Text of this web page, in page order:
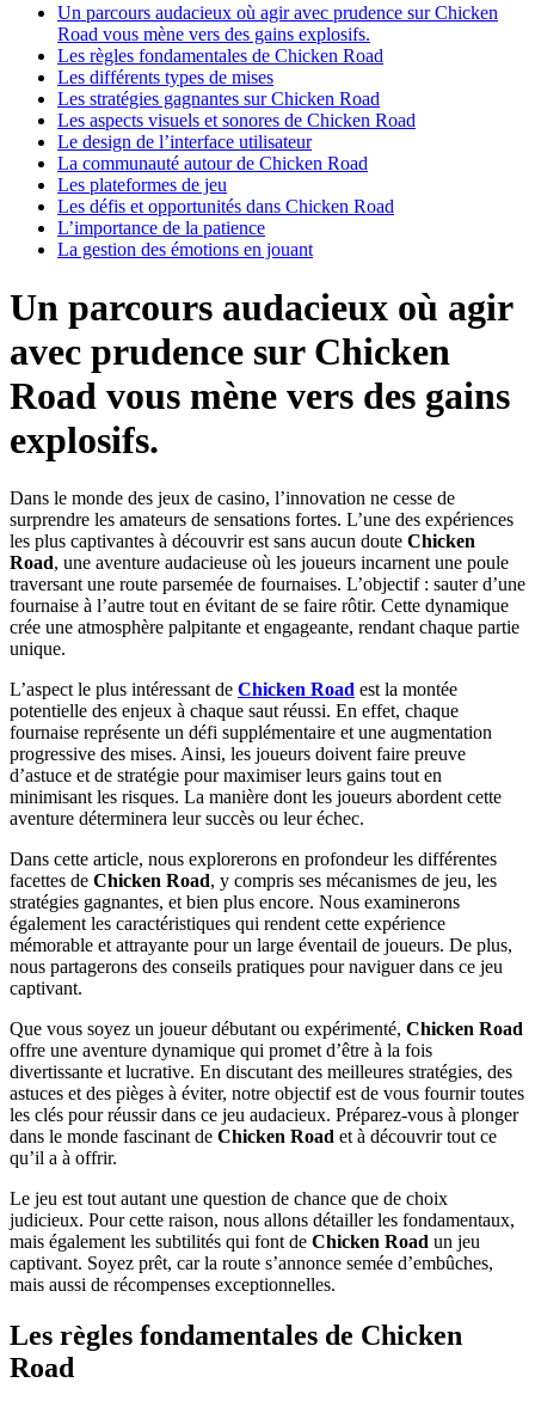
Un parcours audacieux où agir avec prudence sur Chicken
Road vous mène vers des gains explosifs.
Les règles fondamentales de Chicken Road
Les différents types de mises
Les stratégies gagnantes sur Chicken Road
Les aspects visuels et sonores de Chicken Road
Le design de l’interface utilisateur
La communauté autour de Chicken Road
Les plateformes de jeu
Les défis et opportunités dans Chicken Road
L’importance de la patience
La gestion des émotions en jouant
Un parcours audacieux où agir
avec prudence sur Chicken
Road vous mène vers des gains
explosifs.
Dans le monde des jeux de casino, l’innovation ne cesse de
surprendre les amateurs de sensations fortes. L’une des expériences
les plus captivantes à découvrir est sans aucun doute Chicken
Road, une aventure audacieuse où les joueurs incarnent une poule
traversant une route parsemée de fournaises. L’objectif : sauter d’une
fournaise à l’autre tout en évitant de se faire rôtir. Cette dynamique
crée une atmosphère palpitante et engageante, rendant chaque partie
unique.
L’aspect le plus intéressant de Chicken Road est la montée
potentielle des enjeux à chaque saut réussi. En effet, chaque
fournaise représente un défi supplémentaire et une augmentation
progressive des mises. Ainsi, les joueurs doivent faire preuve
d’astuce et de stratégie pour maximiser leurs gains tout en
minimisant les risques. La manière dont les joueurs abordent cette
aventure déterminera leur succès ou leur échec.
Dans cette article, nous explorerons en profondeur les différentes
facettes de Chicken Road, y compris ses mécanismes de jeu, les
stratégies gagnantes, et bien plus encore. Nous examinerons
également les caractéristiques qui rendent cette expérience
mémorable et attrayante pour un large éventail de joueurs. De plus,
nous partagerons des conseils pratiques pour naviguer dans ce jeu
captivant.
Que vous soyez un joueur débutant ou expérimenté, Chicken Road
offre une aventure dynamique qui promet d’être à la fois
divertissante et lucrative. En discutant des meilleures stratégies, des
astuces et des pièges à éviter, notre objectif est de vous fournir toutes
les clés pour réussir dans ce jeu audacieux. Préparez-vous à plonger
dans le monde fascinant de Chicken Road et à découvrir tout ce
qu’il a à offrir.
Le jeu est tout autant une question de chance que de choix
judicieux. Pour cette raison, nous allons détailler les fondamentaux,
mais également les subtilités qui font de Chicken Road un jeu
captivant. Soyez prêt, car la route s’annonce semée d’embûches,
mais aussi de récompenses exceptionnelles.
Les règles fondamentales de Chicken
Road